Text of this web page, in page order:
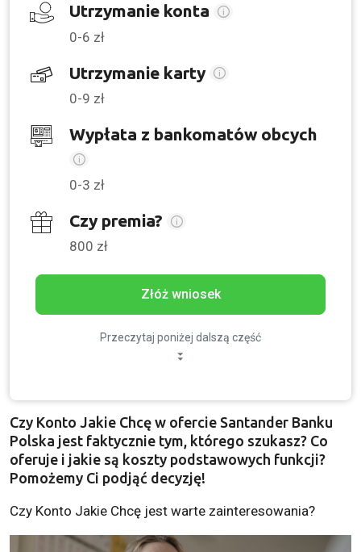
Utrzymanie konta
0-6 zł
Utrzymanie karty
0-9 zł
Wypłata z bankomatów obcych
0-3 zł
Czy premia?
800 zł
Złóż wniosek
Przeczytaj poniżej dalszą część
Czy Konto Jakie Chcę w ofercie Santander Banku
Polska jest faktycznie tym, którego szukasz? Co
oferuje i jakie są koszty podstawowych funkcji?
Pomożemy Ci podjąć decyzję!
Czy Konto Jakie Chcę jest warte zainteresowania?